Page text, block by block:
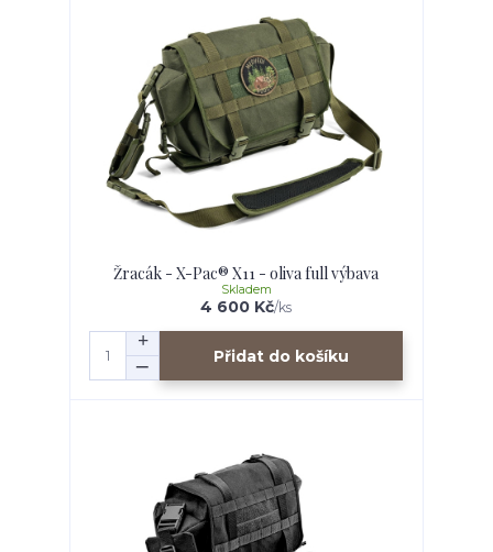
Žracák - X-Pac® X11 - oliva full výbava
4 600 Kč/ks
Skladem
Přidat do košíku